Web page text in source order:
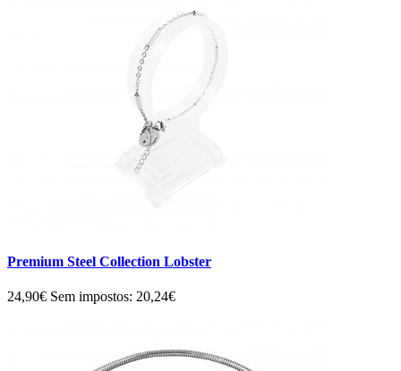
Premium Steel Collection Lobster
24,90€ Sem impostos: 20,24€